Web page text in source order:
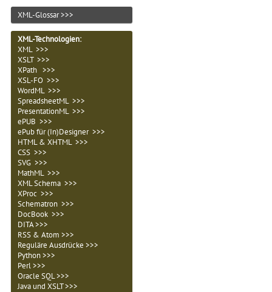
XML-Glossar >>>
XML-Technologien:
XML >>>
XSLT >>>
XPath >>>
XSL-FO >>>
WordML >>>
SpreadsheetML >>>
PresentationML >>>
ePUB >>>
ePub für (In)Designer >>>
HTML & XHTML >>>
CSS >>>
SVG >>>
MathML >>>
XML Schema >>>
XProc >>>
Schematron >>>
DocBook >>>
DITA >>>
RSS & Atom >>>
Reguläre Ausdrücke >>>
Python >>>
Perl >>>
Oracle SQL >>>
Java und XSLT >>>